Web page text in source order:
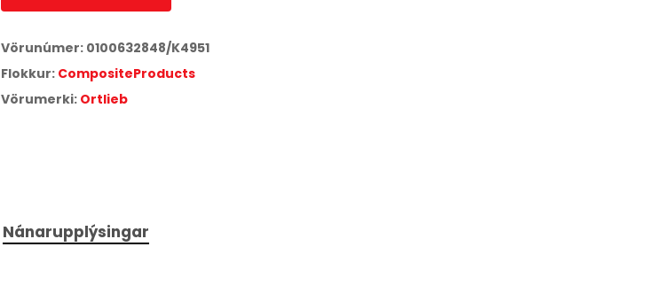
Vörunúmer: 0100632848/K4951
Flokkur: CompositeProducts
Vörumerki: Ortlieb
Nánarupplýsingar